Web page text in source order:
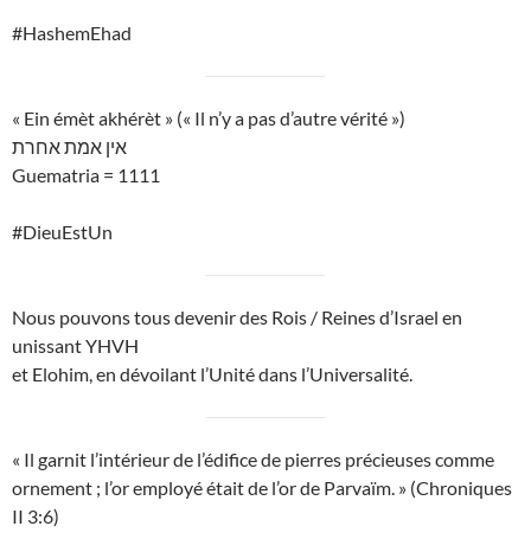
#HashemEhad
« Ein émèt akhérèt » (« Il n’y a pas d’autre vérité »)
אין אמת אחרת
Guematria = 1111
#DieuEstUn
Nous pouvons tous devenir des Rois / Reines d’Israel en
unissant YHVH
et Elohim, en dévoilant l’Unité dans l’Universalité.
« Il garnit l’intérieur de l’édifice de pierres précieuses comme
ornement ; l’or employé était de l’or de Parvaïm. » (Chroniques
II 3:6)